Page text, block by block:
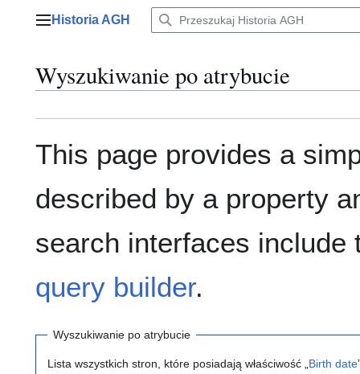
Menu główne
Historia AGH
Wyszukiwanie po atrybucie
This page provides a
described by a property
search interfaces include
query builder.
Wyszukiwanie po atrybucie
Lista wszystkich stron, które posiadają właściwość „ Birth date